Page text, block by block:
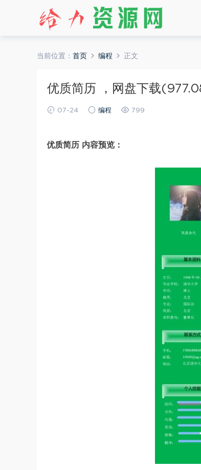
当前位置： 首页 编程 正文
优质简历 ，网盘下载
07-24 编程 799
优质简历 内容预览：